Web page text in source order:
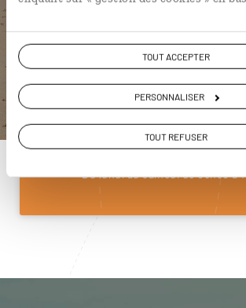
TOUT ACCEPTER
PERSONNALISER
TOUT REFUSER
DEMANDER UN DEVIS
Construisez votre voyage avec un
01 85 08 10
Du lundi au samedi de 09h30 à